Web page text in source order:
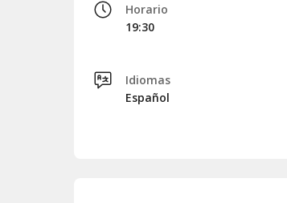
Horario
19:30
Idiomas
Español